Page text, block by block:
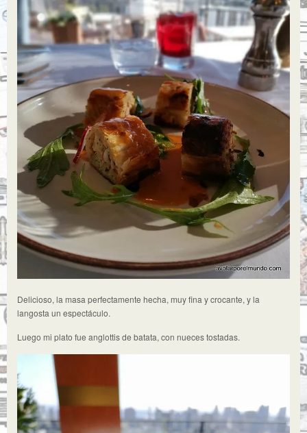
Delicioso, la masa perfectamente hecha, muy fina y crocante, y la
langosta un espectáculo.
Luego mi plato fue anglottis de batata, con nueces tostadas.